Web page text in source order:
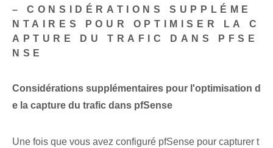
– CONSIDÉRATIONS SUPPLÉME
NTAIRES POUR OPTIMISER LA C
APTURE DU TRAFIC DANS PFSE
NSE
Considérations supplémentaires pour l'optimisation d
e la capture du trafic dans pfSense
Une fois que vous avez configuré pfSense pour capturer t